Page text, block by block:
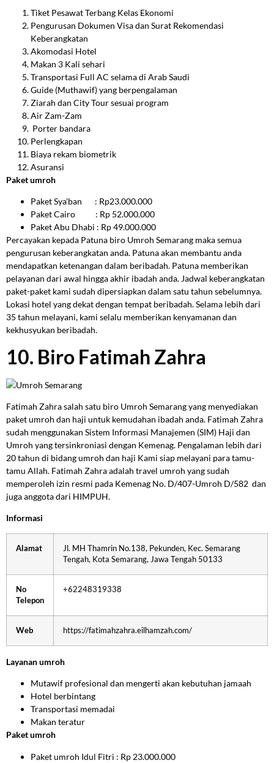
Tiket Pesawat Terbang Kelas Ekonomi
Pengurusan Dokumen Visa dan Surat Rekomendasi
Keberangkatan
Akomodasi Hotel
Makan 3 Kali sehari
Transportasi Full AC selama di Arab Saudi
Guide (Muthawif) yang berpengalaman
Ziarah dan City Tour sesuai program
Air Zam-Zam
Porter bandara
Perlengkapan
Biaya rekam biometrik
Asuransi
Paket umroh
Paket Sya’ban
: Rp23.000.000
Paket Cairo
: Rp 52.000.000
Paket Abu Dhabi : Rp 49.000.000
Percayakan kepada Patuna biro Umroh Semarang maka semua
pengurusan keberangkatan anda. Patuna akan membantu anda
mendapatkan ketenangan dalam beribadah. Patuna memberikan
pelayanan dari awal hingga akhir ibadah anda. Jadwal keberangkatan
paket-paket kami sudah dipersiapkan dalam satu tahun sebelumnya.
Lokasi hotel yang dekat dengan tempat beribadah. Selama lebih dari
35 tahun melayani, kami selalu memberikan kenyamanan dan
kekhusyukan beribadah.
10. Biro Fatimah Zahra
Fatimah Zahra salah satu biro Umroh Semarang yang menyediakan
paket umroh dan haji untuk kemudahan ibadah anda. Fatimah Zahra
sudah menggunakan Sistem Informasi Manajemen (SIM) Haji dan
Umroh yang tersinkroniasi dengan Kemenag. Pengalaman lebih dari
20 tahun di bidang umroh dan haji Kami siap melayani para tamu-
tamu Allah. Fatimah Zahra adalah travel umroh yang sudah
memperoleh izin resmi pada Kemenag No. D/407-Umroh D/582 dan
juga anggota dari HIMPUH.
Informasi
Alamat
Jl. MH Thamrin No.138, Pekunden, Kec. Semarang
Tengah, Kota Semarang, Jawa Tengah 50133
No
Telepon
+62248319338
Web https://fatimahzahra.eilhamzah.com/
Layanan umroh
Mutawif profesional dan mengerti akan kebutuhan jamaah
Hotel berbintang
Transportasi memadai
Makan teratur
Paket umroh
Paket umroh Idul Fitri : Rp 23.000.000